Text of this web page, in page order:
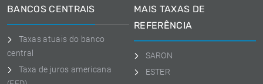
BANCOS CENTRAIS
Taxas atuais do banco
central
Taxa de juros americana
MAIS TAXAS DE
REFERÊNCIA
SARON
ESTER